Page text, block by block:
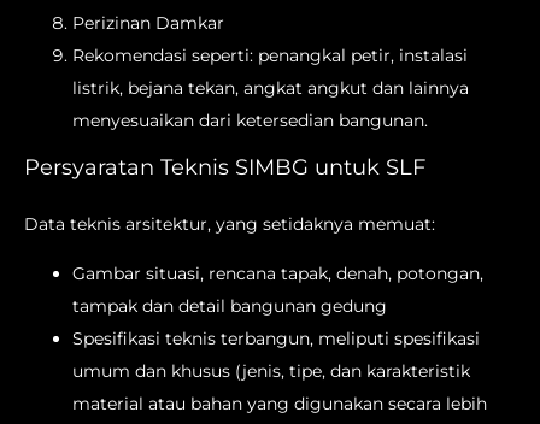
Perizinan Damkar
Rekomendasi seperti: penangkal petir, instalasi
listrik, bejana tekan, angkat angkut dan lainnya
menyesuaikan dari ketersedian bangunan.
Persyaratan Teknis SIMBG untuk SLF
Data teknis arsitektur, yang setidaknya memuat:
Gambar situasi, rencana tapak, denah, potongan,
tampak dan detail bangunan gedung
Spesifikasi teknis terbangun, meliputi spesifikasi
umum dan khusus (jenis, tipe, dan karakteristik
material atau bahan yang digunakan secara lebih